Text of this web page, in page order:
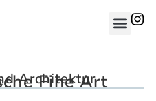
Fine Art
Architektur